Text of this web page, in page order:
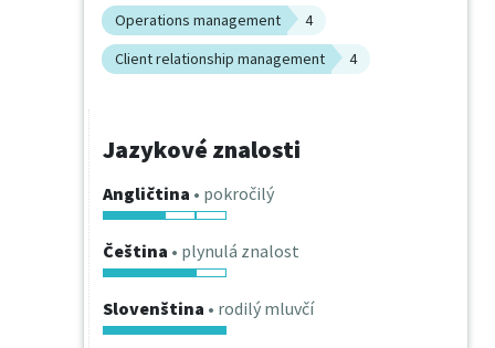
Operations management
4
Client relationship management
4
Jazykové znalosti
Angličtina • pokročilý
Čeština • plynulá znalost
Slovenština • rodilý mluvčí